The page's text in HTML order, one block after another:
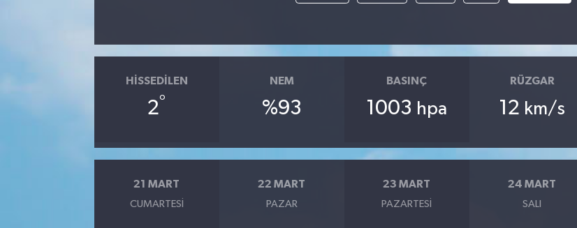
HISSEDILEN
2°
NEM
%93
BASINÇ
1003 hpa
RÜZGAR
12 km/s
21 MART
CUMARTESI
22 MART
PAZAR
23 MART
PAZARTESI
24 MART
SALI